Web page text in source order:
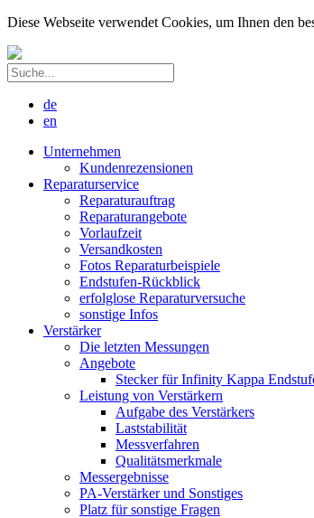
Diese Webseite verwendet Cookies, um Ihnen den
de
en
Unternehmen
Kundenrezensionen
Reparaturservice
Reparaturauftrag
Reparaturangebote
Vorlaufzeit
Versandkosten
Fotos Reparaturbeispiele
Endstufen-Rückblick
erfolglose Reparaturversuche
sonstige Infos
Verstärker
Die letzten Messungen
Angebote
Stecker für Infinity Kappa
Leistung von Verstärkern
Aufgabe des Verstärkers
Laststabilität
Messverfahren
Qualitätsmerkmale
Messergebnisse
PA-Verstärker und Sonstiges
Platz für sonstige Fragen